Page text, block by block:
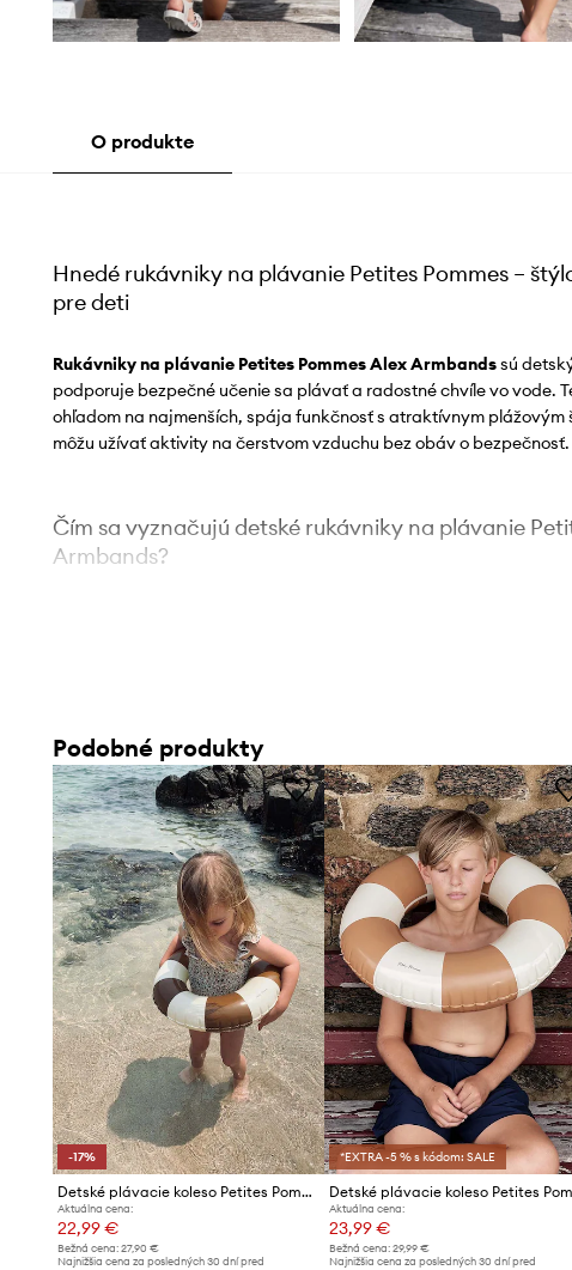
O produkte
Hnedé rukávniky na plávanie Petites Pommes –
pre deti
Rukávniky na plávanie Petites Pommes Alex Armbandssú
podporuje bezpečné učenie sa plávať a radostné chvíle vo vode.
ohľadom na najmenších, spája funkčnosť s atraktívnym plážovým
môžu užívať aktivity na čerstvom vzduchu bez obáv o bezpečnosť.
Čím sa vyznačujú detské rukávniky na plávanie
Armbands?
Funkčný doplnok na hry vonku, ktorý podporuje aktivitu bez
Štýlový dizajn v hnedej farbe Calile, ktorý dodáva detským
Praktické rukávnikyna plávanie, ktoré uľahčujú zvykanie si
prostredie
Vyrobené z PVC, trvácneho materiálu odolného voči
intenzívnom používaní
Charakteristický pásikavý vzor, ktorý dodáva produktu
vzhľad
Produkt značky Petites Pommes, ktorý sa vyznačuje
estetiku spracovania
Podobné produkty
-17%
Detské plávacie koleso Petites Pommes OLIVIA 45CM
Aktuálna cena:
22,99 €
Bežná cena: 27,90 €
Najnižšia cena za posledných 30 dní pred
*EXTRA -5 % s kódom: SALE
Aktuálna cena:
23,99 €
Bežná cena:29,99 €
Najnižšia cena za posledných 30 dní pred